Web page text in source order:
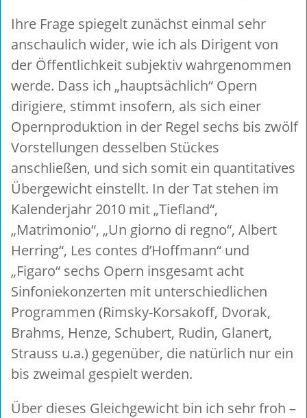
Ihre Frage spiegelt zunächst einmal sehr
anschaulich wider, wie ich als Dirigent von
der Öffentlichkeit subjektiv wahrgenommen
werde. Dass ich „hauptsächlich“ Opern
dirigiere, stimmt insofern, als sich einer
Opernproduktion in der Regel sechs bis zwölf
Vorstellungen desselben Stückes
anschließen, und sich somit ein quantitatives
Übergewicht einstellt. In der Tat stehen im
Kalenderjahr 2010 mit „Tiefland“,
„Matrimonio“, „Un giorno di regno“, Albert
Herring“, Les contes d’Hoffmann“ und
„Figaro“ sechs Opern insgesamt acht
Sinfoniekonzerten mit unterschiedlichen
Programmen (Rimsky-Korsakoff, Dvorak,
Brahms, Henze, Schubert, Rudin, Glanert,
Strauss u.a.) gegenüber, die natürlich nur ein
bis zweimal gespielt werden.
Über dieses Gleichgewicht bin ich sehr froh –